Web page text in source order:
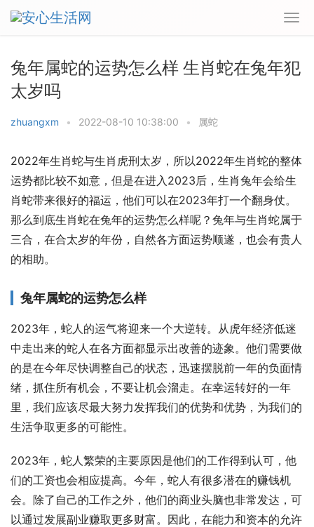
兔年属蛇的运势怎么样 生肖蛇在兔年犯
太岁吗
zhuangxm • 2022-08-10 10:38:00 • 属蛇
2022年生肖蛇与生肖虎刑太岁，所以2022年生肖蛇的整体
运势都比较不如意，但是在进入2023后，生肖兔年会给生
肖蛇带来很好的福运，他们可以在2023年打一个翻身仗。
那么到底生肖蛇在兔年的运势怎么样呢？兔年与生肖蛇属于
三合，在合太岁的年份，自然各方面运势顺遂，也会有贵人
的相助。
兔年属蛇的运势怎么样
2023年，蛇人的运气将迎来一个大逆转。从虎年经济低迷
中走出来的蛇人在各方面都显示出改善的迹象。他们需要做
的是在今年尽快调整自己的状态，迅速摆脱前一年的负面情
绪，抓住所有机会，不要让机会溜走。在幸运转好的一年
里，我们应该尽最大努力发挥我们的优势和优势，为我们的
生活争取更多的可能性。
2023年，蛇人繁荣的主要原因是他们的工作得到认可，他
们的工资也会相应提高。今年，蛇人有很多潜在的赚钱机
会。除了自己的工作之外，他们的商业头脑也非常发达，可
以通过发展副业赚取更多财富。因此，在能力和资本的允许